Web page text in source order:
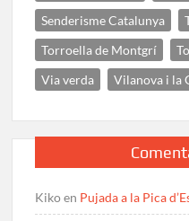
Senderisme Catalunya
Torroella de Montgrí
Via verda
Vilanova i la
Kikoen Pujada a la Pica